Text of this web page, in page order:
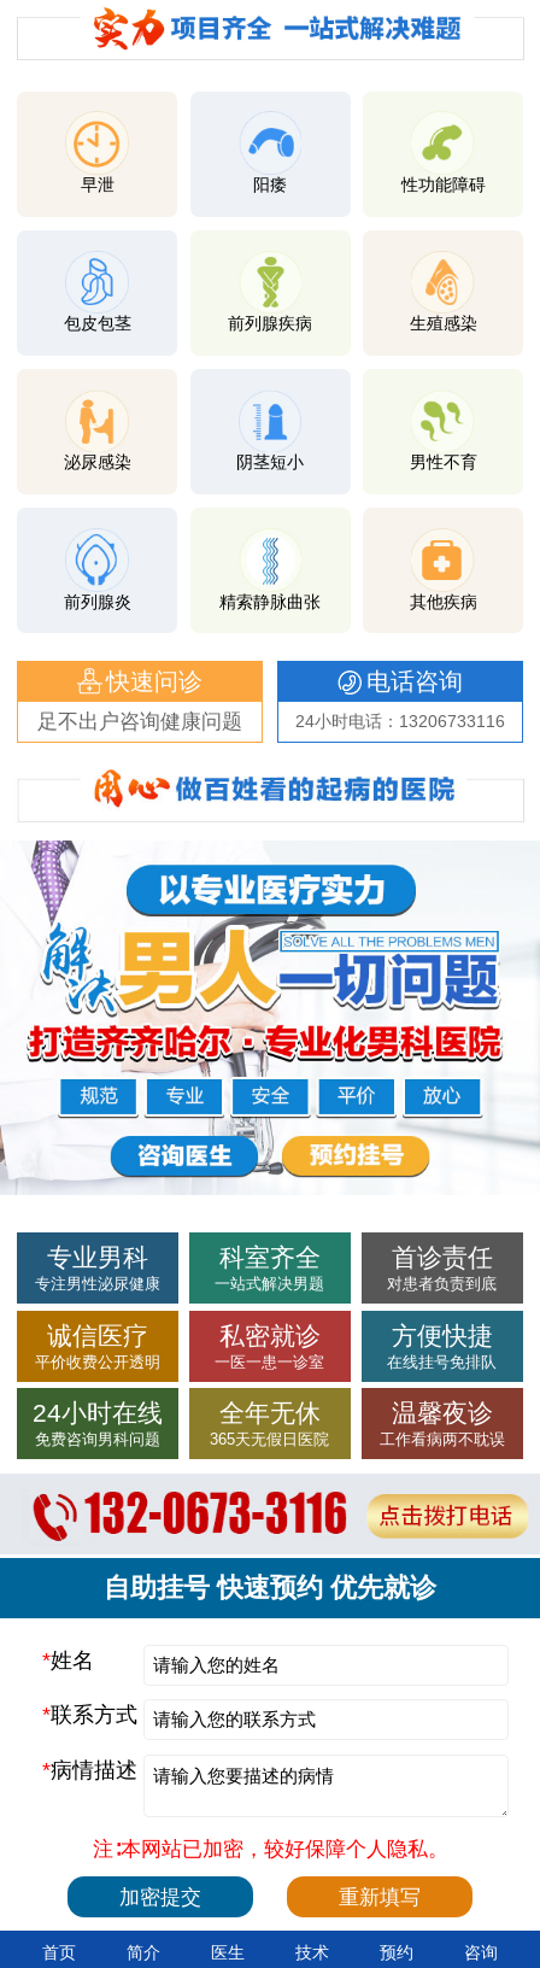
早泄 阳痿 性功能障碍
包皮包茎 前列腺疾病 生殖感染
泌尿感染 阴茎短小 男性不育
前列腺炎 精索静脉曲张 其他疾病
快速问诊
足不出户咨询健康问题
电话咨询
24小时电话：13206733116
专业男科
专注男性泌尿健康
科室齐全
一站式解决男题
首诊责任
对患者负责到底
诚信医疗
平价收费公开透明
私密就诊
一医一患一诊室
方便快捷
在线挂号免排队
24小时在线
免费咨询男科问题
全年无休
365天无假日医院
温馨夜诊
工作看病两不耽误
自助挂号 快速预约 优先就诊
*姓名
*联系方式
*病情描述
注∶本网站已加密，较好保障个人隐私。
首页 简介 医生 技术 预约 咨询